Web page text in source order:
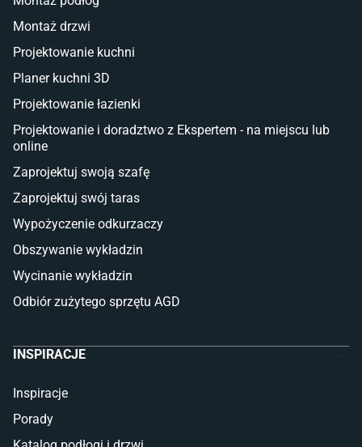
Taras i balkon
Sztuczna trawa miękka
Koce i pledy
Płytki na balkon
Lampy stojące LED
Płytki
Płytki Cersanit
Płytki wielkoformatowe
Glazura
Płytki marmurowe
Montaż drzwi
Projektowanie kuchni
Planer kuchni 3D
Projektowanie łazienki
Projektowanie i doradztwo z Ekspertem - na miejscu lub
online
Zaprojektuj swoją szafę
Zaprojektuj swój taras
Wypożyczenie odkurzaczy
Obszywanie wykładzin
Wycinanie wykładzin
Odbiór zużytego sprzętu AGD
INSPIRACJE
Inspiracje
Porady